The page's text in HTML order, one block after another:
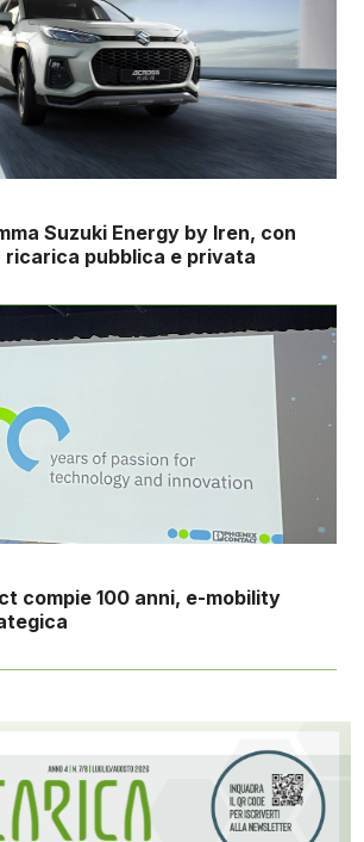
Suzuki Energy by Iren, con
ricarica pubblica e privata
compie 100 anni, e-mobility